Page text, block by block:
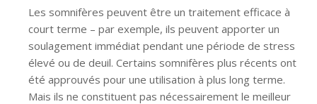
Les somnifères peuvent être un traitement efficace à
court terme – par exemple, ils peuvent apporter un
soulagement immédiat pendant une période de stress
élevé ou de deuil. Certains somnifères plus récents ont
été approuvés pour une utilisation à plus long terme.
Mais ils ne constituent pas nécessairement le meilleur